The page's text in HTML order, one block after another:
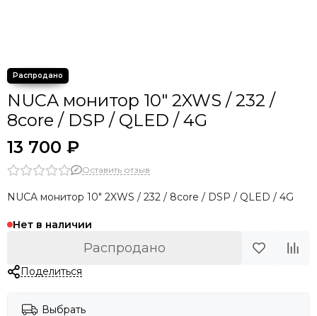
NUCA монитор 10" 2XWS / 232 /
8core / DSP / QLED / 4G
13 700 ₽
Оставить отзыв
NUCA монитор 10" 2XWS / 232 / 8core / DSP / QLED / 4G
Нет в наличии
Распродано
Поделиться
Выбрать